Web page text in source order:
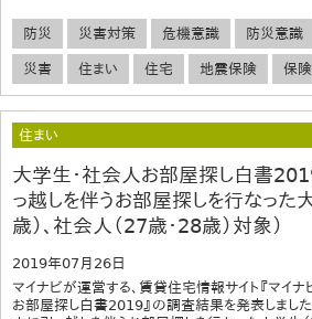
防災 災害対策 危機意識 防災意識
災害 住まい 住宅 地震保険 保険
住まい
大学生・社会人お部屋探し白書
っ越しを伴うお部屋探しを行なった
歳）、社会人（27歳・28歳）対象）
2019年07月26日
マイナビが運営する、賃貸住宅情報サイト『マイナ
お部屋探し白書2019』の調査結果を発表しました